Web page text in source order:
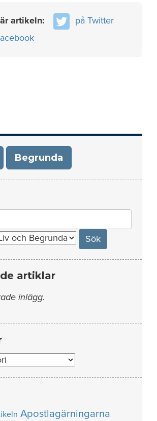
artikeln:
på Twitter
Begrunda
artiklar
inlägg.
Apostlagärningarna